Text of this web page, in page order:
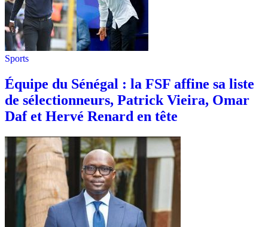
Sports
Équipe du Sénégal : la FSF affine sa liste
de sélectionneurs, Patrick Vieira, Omar
Daf et Hervé Renard en tête